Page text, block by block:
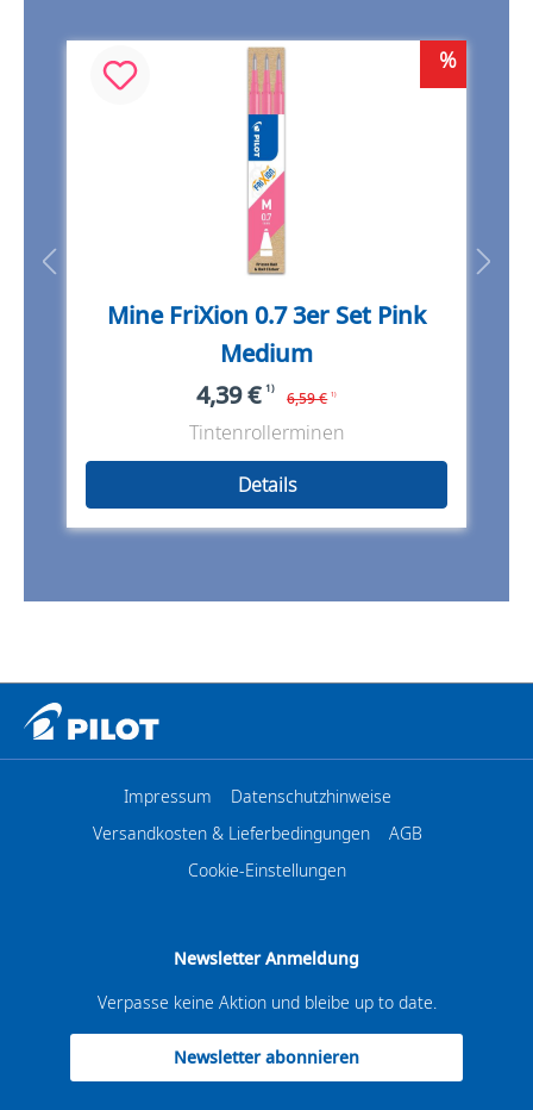
%
Mine FriXion 0.7 3er Set Pink
Medium
4,39 € 1)
6,59 € 1)
Tintenrollerminen
Details
Impressum
Datenschutzhinweise
Versandkosten & Lieferbedingungen
AGB
Cookie-Einstellungen
Newsletter Anmeldung
Verpasse keine Aktion und bleibe up to date.
Newsletter abonnieren